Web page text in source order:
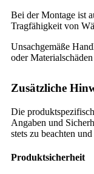
Bei der Montage ist
Tragfähigkeit von
Unsachgemäße
oder
Zusätzliche
Die
Angaben und
stets zu beachten
Produktsicherheit